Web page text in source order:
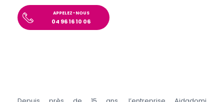
APPELEZ-NOUS
04 96 16 10 06